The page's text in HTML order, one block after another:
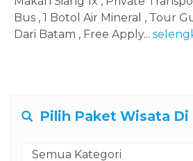
Bus , 1 Botol Air Mineral , Tour
Dari Batam , Free Apply...
Pilih Paket Wisata Di